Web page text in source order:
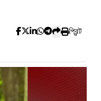
প্রিন্ট